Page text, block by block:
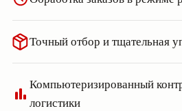
Точный отбор и тщательная
Компьютеризированный
логистики